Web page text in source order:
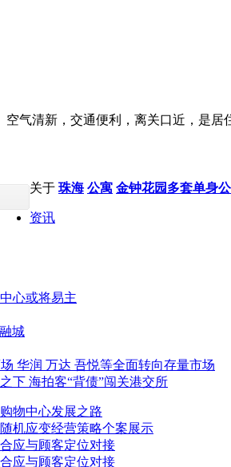
气清新，交通便利，离关口近，是居
关于 珠海 公寓 金钟花园多套单身
资讯
心或将易主
城
华润 万达 吾悦等全面转向存量市场
下 海拍客“背债”闯关港交所
物中心发展之路
机应变经营策略个案展示
应与顾客定位对接
应与顾客定位对接